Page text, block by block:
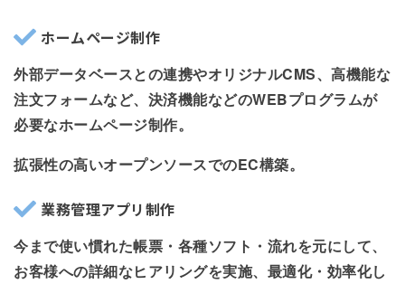
ホームページ制作
外部データベースとの連携やオリジナルCMS、高機能な
注文フォームなど、決済機能などのWEBプログラムが
必要なホームページ制作。
拡張性の高いオープンソースでのEC構築。
業務管理アプリ制作
今まで使い慣れた帳票・各種ソフト・流れを元にして、
お客様への詳細なヒアリングを実施、最適化・効率化し